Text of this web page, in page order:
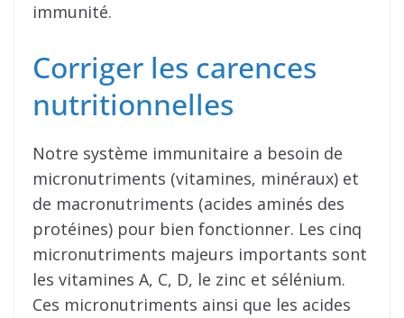
immunité.
Corriger les carences
nutritionnelles
Notre système immunitaire a besoin de
micronutriments (vitamines, minéraux) et
de macronutriments (acides aminés des
protéines) pour bien fonctionner. Les cinq
micronutriments majeurs importants sont
les vitamines A, C, D, le zinc et sélénium.
Ces micronutriments ainsi que les acides